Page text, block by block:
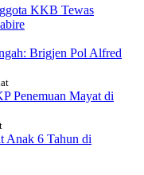
KKB Tewas
Brigjen Pol Alfred
Penemuan Mayat di
Anak 6 Tahun di